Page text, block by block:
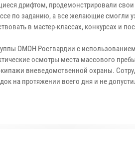
дрифтом, продемонстрировали
по заданию, а все желающие смогли
в мастер-классах, конкурсах и
ОМОН Росгвардии с
осмотры места массового
вневедомственной охраны.
на протяжении всего дня и не